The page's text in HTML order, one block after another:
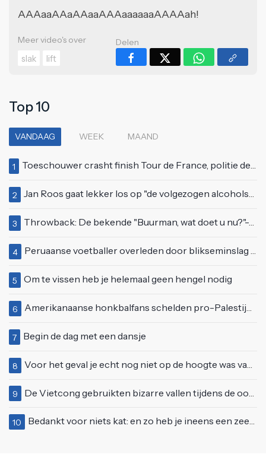
AAAaaAAaAAaaAAAaaaaaaAAAAah!
Meer video's over
slak
lift
Delen
Top 10
VANDAAG WEEK MAAND
1 Toeschouwer crasht finish Tour de France, politie deelt bodycheck uit
2 Jan Roos gaat lekker los op "de volgezogen alcoholspons" Robert Jensen
3 Throwback: De bekende "Buurman, wat doet u nu?"-scène uit Flodder met Tatjana Šimić
4 Peruaanse voetballer overleden door blikseminslag tijdens wedstrijd, vijf anderen gewond
5 Om te vissen heb je helemaal geen hengel nodig
6 Amerikanaanse honkbalfans schelden pro-Palestijnse demonstranten uit
7 Begin de dag met een dansje
8 Voor het geval je echt nog niet op de hoogte was van deze Starbucks-lifehack
9 De Vietcong gebruikten bizarre vallen tijdens de oorlog
10 Bedankt voor niets kat: en zo heb je ineens een zeemeeuw in huis